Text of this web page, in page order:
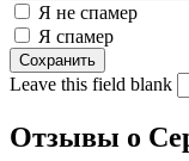
Я не спамер
Я спамер
Leave this field blank
Отзывы о